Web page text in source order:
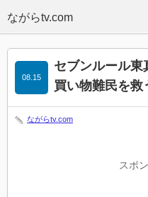
セブンルール東
買い物難民を救
08.15
ながらtv.com
スポ